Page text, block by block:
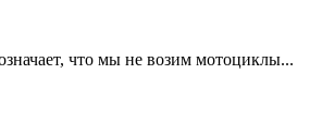
что мы не возим мотоциклы...